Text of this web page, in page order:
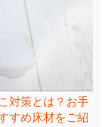
対策とは？お手
すめ床材をご紹